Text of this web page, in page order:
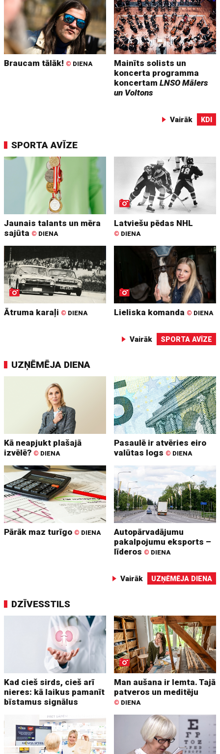
Braucam tālāk! © DIENA
Mainīts solists un
koncerta programma
koncertamLNSO Mālers
un Voltons
Vairāk KDI
SPORTA AVĪZE
Jaunais talants un mēra
sajūta © DIENA
Latviešu pēdas NHL
© DIENA
Ātruma karaļi © DIENA Lieliska komanda © DIENA
Vairāk SPORTA AVĪZE
UZŅĒMĒJA DIENA
Kā neapjukt plašajā
izvēlē? © DIENA
Pasaulē ir atvēries eiro
valūtas logs © DIENA
Pārāk maz turīgo © DIENA
Autopārvadājumu
pakalpojumu eksports –
līderos © DIENA
Vairāk UZŅĒMĒJA DIENA
DZĪVESSTILS
Kad cieš sirds, cieš arī
nieres: kā laikus pamanīt
bīstamus signālus
Man aušana ir lemta. Tajā
patveros un meditēju
© DIENA